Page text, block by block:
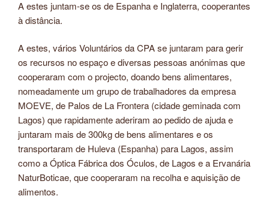
A estes juntam-se os de Espanha e Inglaterra, cooperantes
à distância.
A estes, vários Voluntários da CPA se juntaram para gerir
os recursos no espaço e diversas pessoas anónimas que
cooperaram com o projecto, doando bens alimentares,
nomeadamente um grupo de trabalhadores da empresa
MOEVE, de Palos de La Frontera (cidade geminada com
Lagos) que rapidamente aderiram ao pedido de ajuda e
juntaram mais de 300kg de bens alimentares e os
transportaram de Huleva (Espanha) para Lagos, assim
como a Óptica Fábrica dos Óculos, de Lagos e a Ervanária
NaturBoticae, que cooperaram na recolha e aquisição de
alimentos.